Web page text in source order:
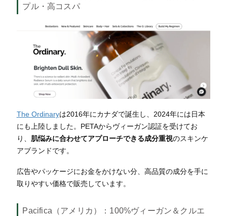
プル・高コスパ
The Ordinaryは2016年にカナダで誕生し、2024年には日本
にも上陸しました。 PETAからヴィーガン認証を受けてお
り、 肌悩みに合わせてアプローチできる成分重視のスキンケ
アブランドです。
広告やパッケージにお金をかけない分、高品質の成分を手に
取りやすい価格で販売しています。
Pacifica（アメリカ）
：100%ヴィーガン＆クルエ